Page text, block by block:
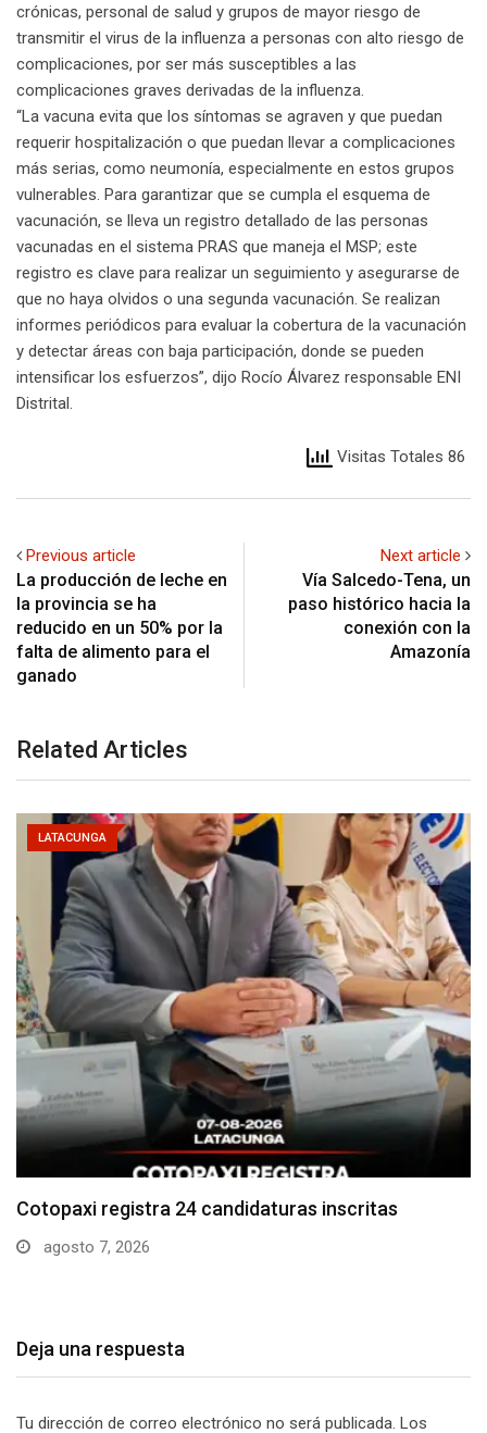
crónicas, personal de salud y grupos de mayor riesgo de
transmitir el virus de la influenza a personas con alto riesgo de
complicaciones, por ser más susceptibles a las
complicaciones graves derivadas de la influenza.
“La vacuna evita que los síntomas se agraven y que puedan
requerir hospitalización o que puedan llevar a complicaciones
más serias, como neumonía, especialmente en estos grupos
vulnerables. Para garantizar que se cumpla el esquema de
vacunación, se lleva un registro detallado de las personas
vacunadas en el sistema PRAS que maneja el MSP; este
registro es clave para realizar un seguimiento y asegurarse de
que no haya olvidos o una segunda vacunación. Se realizan
informes periódicos para evaluar la cobertura de la vacunación
y detectar áreas con baja participación, donde se pueden
intensificar los esfuerzos”, dijo Rocío Álvarez responsable ENI
Distrital.
Visitas Totales 86
Previous article
La producción de leche en
la provincia se ha
reducido en un 50% por la
falta de alimento para el
ganado
Next article
Vía Salcedo-Tena, un
paso histórico hacia la
conexión con la
Amazonía
Related Articles
LATACUNGA
Parque Nacional Cotopaxi espera alta afluencia de
visitantes…
Deja una respuesta
Tu dirección de correo electrónico no será publicada. Los